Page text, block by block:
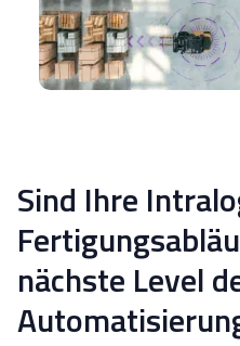
Sind Ihre
nächste Level